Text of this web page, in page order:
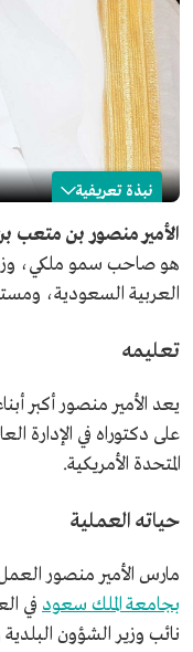
نبذة تعريفية
منصور بن متعب بن
الاسم
تاريخ الميلاد
1952م.
نائب
الأمير منصور بن متعب
هو صاحب سمو ملكي،
العربية السعودية،
تعليمه
يعد الأمير منصور أكبر
على دكتوراه في الإدارة
المتحدة الأمريكية.
حياته العملية
مارس الأمير منصور العمل
بجامعة الملك سعود في
نائب وزير الشؤون البلدية